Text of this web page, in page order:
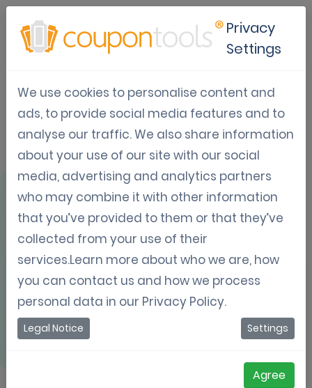
Gebruikscase:
BOGO campagne
Coca Cola
OVERZICHT
Privacy
Settings
We use cookies to personalise content and
ads, to provide social media features and to
analyse our traffic. We also share information
about your use of our site with our social
media, advertising and analytics partners
who may combine it with other information
that you’ve provided to them or that they’ve
collected from your use of their
services.Learn more about who we are, how
you can contact us and how we process
personal data in our Privacy Policy.
Legal Notice Settings
Agree